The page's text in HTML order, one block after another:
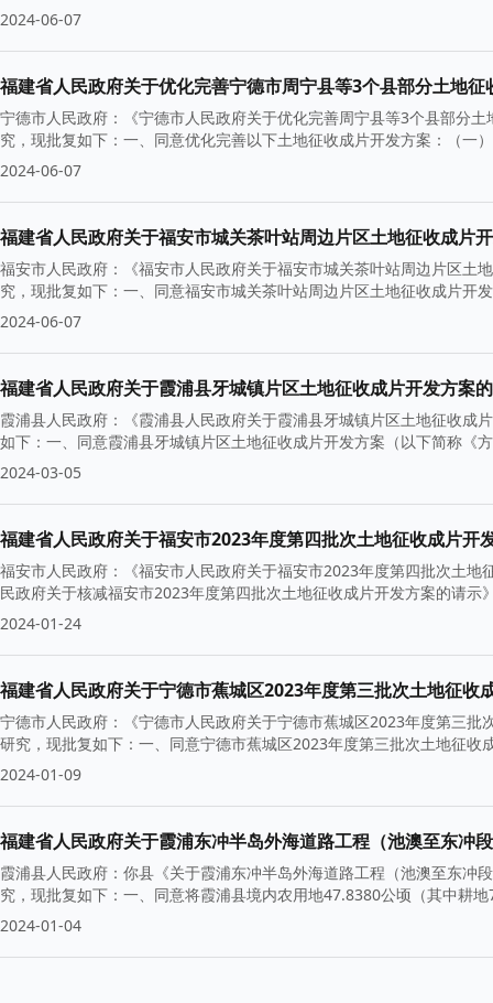
2024-06-07
福建省人民政府关于优化完善宁德市周宁县等3个县部分土地
宁德市人民政府：《宁德市人民政府关于优化完善周宁县等3个县部分
究，现批复如下：一、同意优化完善以下土地征收成片开发方案：（一
2024-06-07
福建省人民政府关于福安市城关茶叶站周边片区土地征收成片
福安市人民政府：《福安市人民政府关于福安市城关茶叶站周边片区土
究，现批复如下：一、同意福安市城关茶叶站周边片区土地征收成片开
2024-06-07
福建省人民政府关于霞浦县牙城镇片区土地征收成片开发方案
霞浦县人民政府：《霞浦县人民政府关于霞浦县牙城镇片区土地征收
如下：一、同意霞浦县牙城镇片区土地征收成片开发方案（以下简称《
2024-03-05
福建省人民政府关于福安市2023年度第四批次土地征收成片开
福安市人民政府：《福安市人民政府关于福安市2023年度第四批次土
民政府关于核减福安市2023年度第四批次土地征收成片开发方案的请
2024-01-24
福建省人民政府关于宁德市蕉城区2023年度第三批次土地征收
宁德市人民政府：《宁德市人民政府关于宁德市蕉城区2023年度第三
研究，现批复如下：一、同意宁德市蕉城区2023年度第三批次土地征收
2024-01-09
福建省人民政府关于霞浦东冲半岛外海道路工程（池澳至东冲
霞浦县人民政府：你县《关于霞浦东冲半岛外海道路工程（池澳至东
究，现批复如下：一、同意将霞浦县境内农用地47.8380公顷（其中耕
2024-01-04